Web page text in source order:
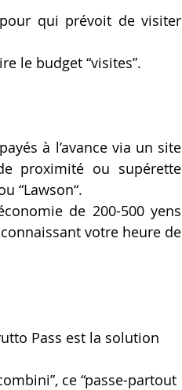
qui prévoit de visiter
le budget “visites”.
à l’avance via un site
proximité ou supérette
“Lawson“.
de 200-500 yens
votre heure de
Pass est la solution
ce “passe-partout